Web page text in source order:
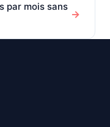
par mois sans
→